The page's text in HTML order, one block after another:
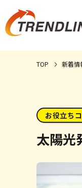
TOP 新着情
お役立ち
太陽光